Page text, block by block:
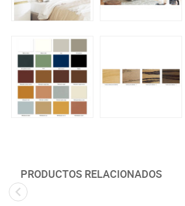
PRODUCTOS RELACIONADOS